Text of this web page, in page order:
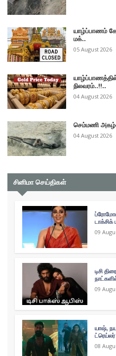
யாழ்ப்பாணம்
மக்..
05 August 2026
நிலவரம்..!!..
04 August 2026
செம்மணி
04 August 2026
சினிமா செய்திகள்
டாக்சிக்
09
டிசி
09
யாஷ்,
ட்ரெய்லர்
08